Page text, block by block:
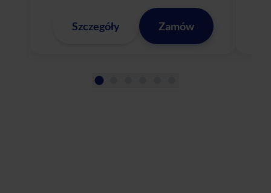
Szczegóły Zamów